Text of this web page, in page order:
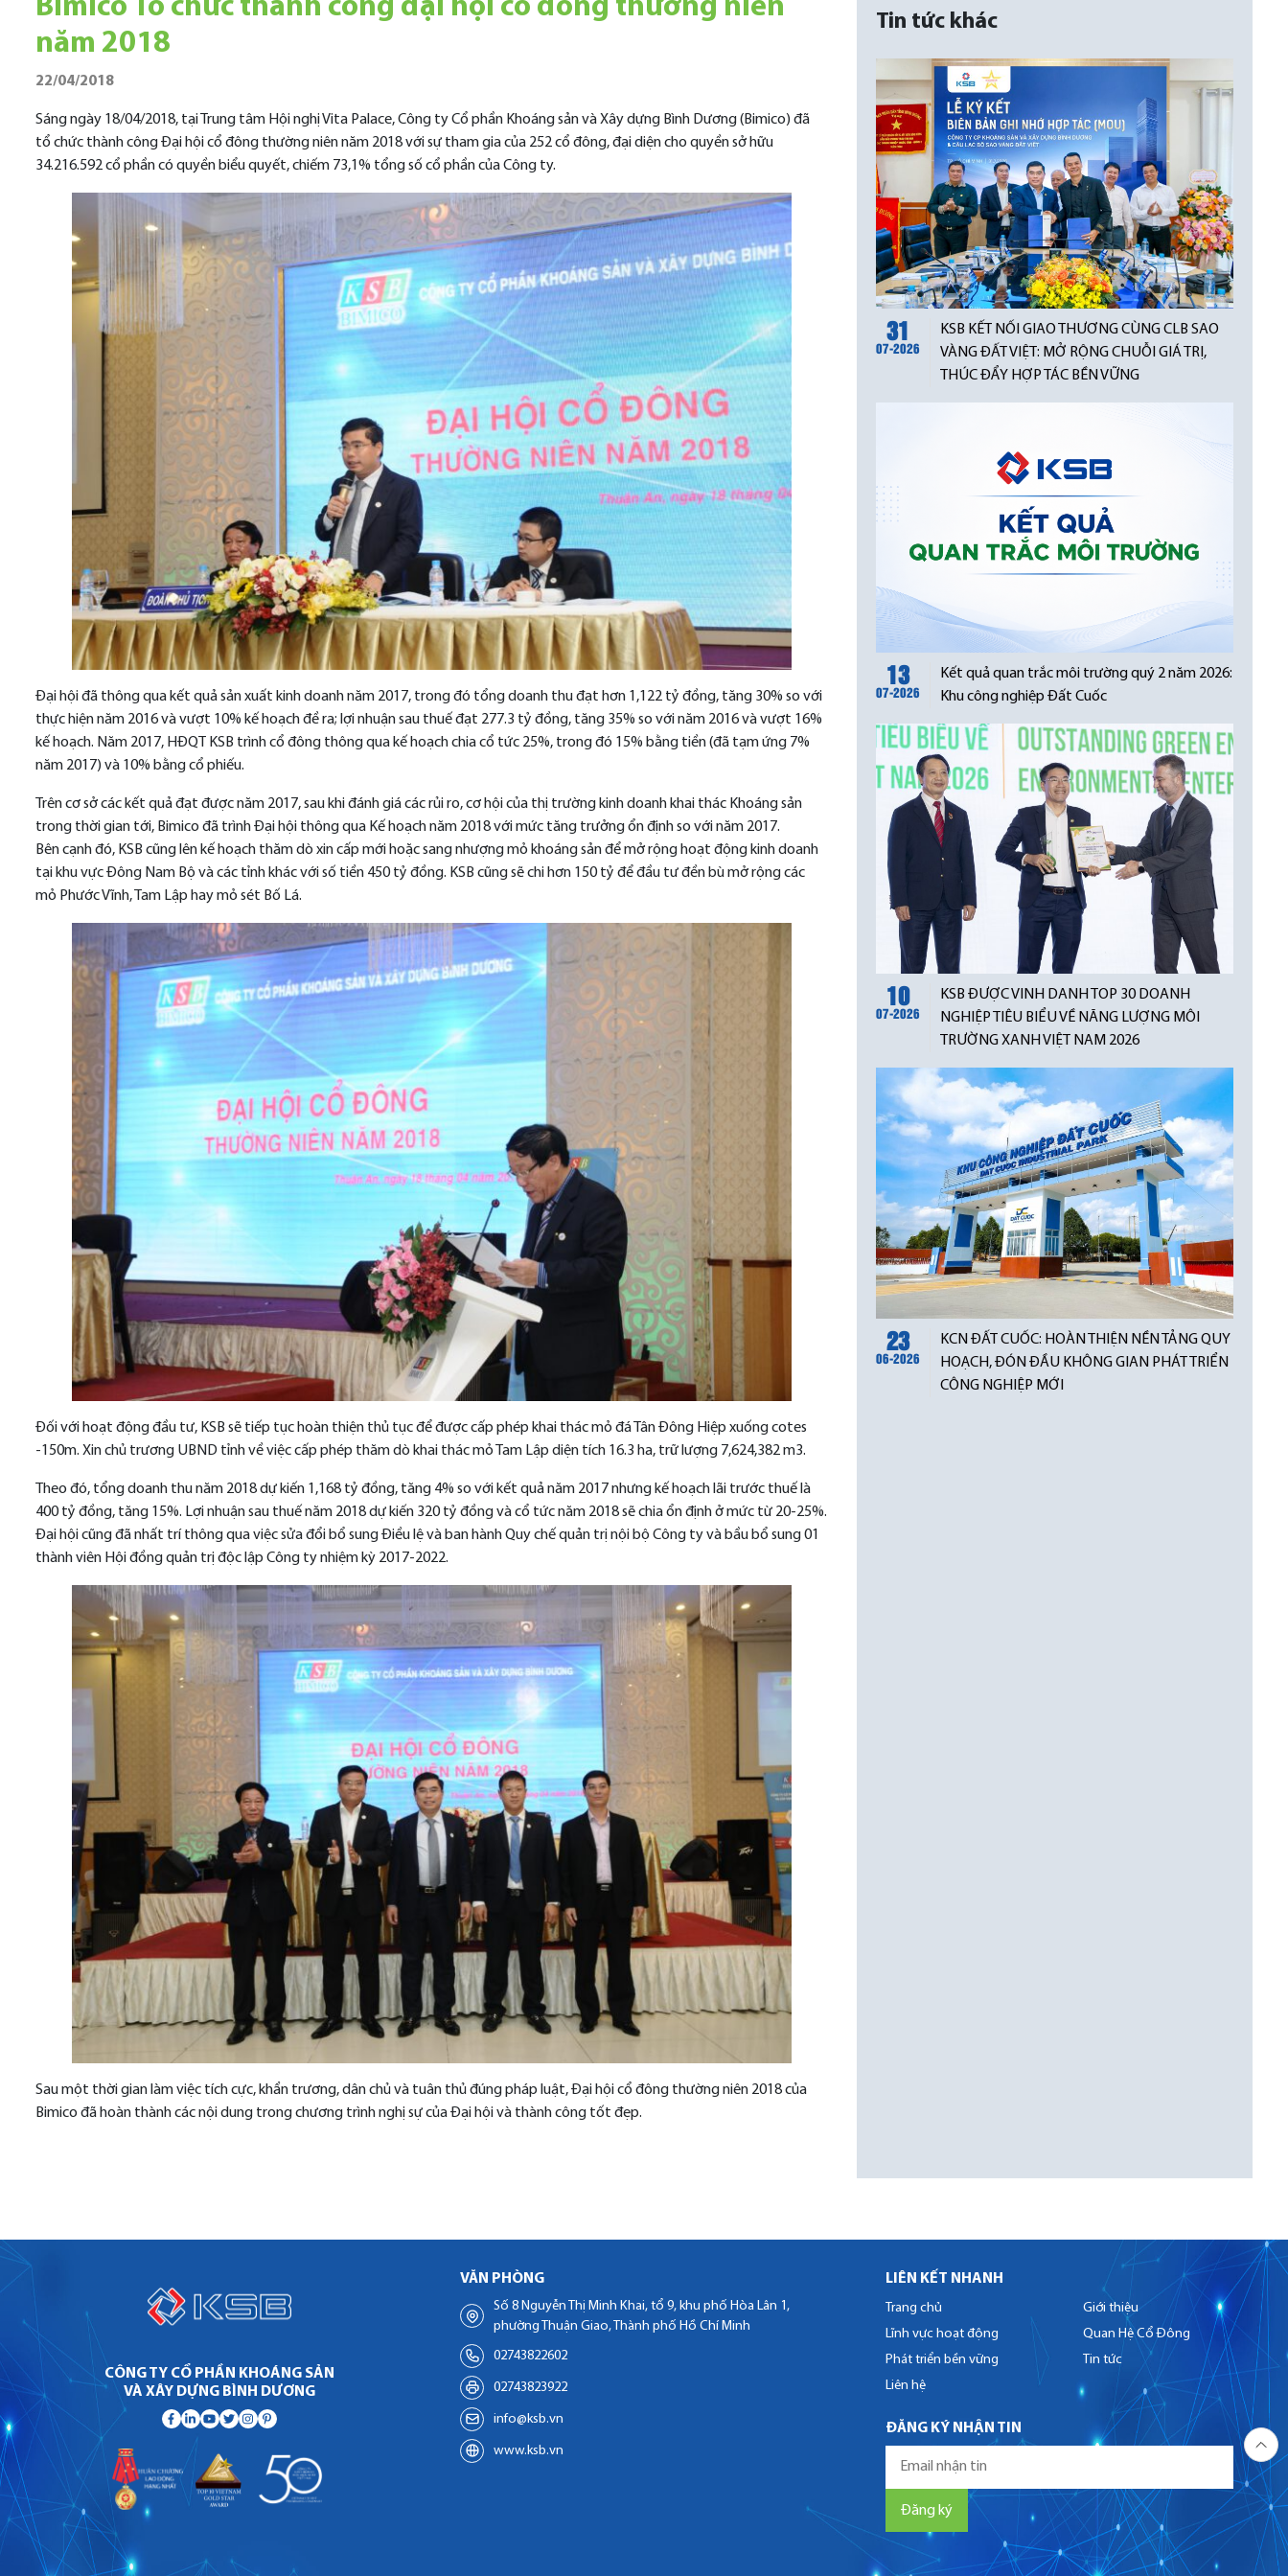
Bimico Tổ chức thành công đại hội cổ đông thường niên
năm 2018
22/04/2018
Sáng ngày 18/04/2018, tại Trung tâm Hội nghị Vita Palace, Công ty Cổ phần Khoáng sản và Xây dựng Bình Dương (Bimico) đã
tổ chức thành công Đại hội cổ đông thường niên năm 2018 với sự tham gia của 252 cổ đông, đại diện cho quyền sở hữu
34.216.592 cổ phần có quyền biểu quyết, chiếm 73,1% tổng số cổ phần của Công ty.
Đại hội đã thông qua kết quả sản xuất kinh doanh năm 2017, trong đó tổng doanh thu đạt hơn 1,122 tỷ đồng, tăng 30% so với
thực hiện năm 2016 và vượt 10% kế hoạch đề ra; lợi nhuận sau thuế đạt 277.3 tỷ đồng, tăng 35% so với năm 2016 và vượt 16%
kế hoạch. Năm 2017, HĐQT KSB trình cổ đông thông qua kế hoạch chia cổ tức 25%, trong đó 15% bằng tiền (đã tạm ứng 7%
năm 2017) và 10% bằng cổ phiếu.
Trên cơ sở các kết quả đạt được năm 2017, sau khi đánh giá các rủi ro, cơ hội của thị trường kinh doanh khai thác Khoáng sản
trong thời gian tới, Bimico đã trình Đại hội thông qua Kế hoạch năm 2018 với mức tăng trưởng ổn định so với năm 2017.
Bên cạnh đó, KSB cũng lên kế hoạch thăm dò xin cấp mới hoặc sang nhượng mỏ khoáng sản để mở rộng hoạt động kinh doanh
tại khu vực Đông Nam Bộ và các tỉnh khác với số tiền 450 tỷ đồng. KSB cũng sẽ chi hơn 150 tỷ để đầu tư đền bù mở rộng các
mỏ Phước Vĩnh, Tam Lập hay mỏ sét Bố Lá.
Đối với hoạt động đầu tư, KSB sẽ tiếp tục hoàn thiện thủ tục để được cấp phép khai thác mỏ đá Tân Đông Hiệp xuống cotes
-150m. Xin chủ trương UBND tỉnh về việc cấp phép thăm dò khai thác mỏ Tam Lập diện tích 16.3 ha, trữ lượng 7,624,382 m3.
Theo đó, tổng doanh thu năm 2018 dự kiến 1,168 tỷ đồng, tăng 4% so với kết quả năm 2017 nhưng kế hoạch lãi trước thuế là
400 tỷ đồng, tăng 15%. Lợi nhuận sau thuế năm 2018 dự kiến 320 tỷ đồng và cổ tức năm 2018 sẽ chia ổn định ở mức từ 20-25%.
Đại hội cũng đã nhất trí thông qua việc sửa đổi bổ sung Điều lệ và ban hành Quy chế quản trị nội bộ Công ty và bầu bổ sung 01
thành viên Hội đồng quản trị độc lập Công ty nhiệm kỳ 2017-2022.
Sau một thời gian làm việc tích cực, khẩn trương, dân chủ và tuân thủ đúng pháp luật, Đại hội cổ đông thường niên 2018 của
Bimico đã hoàn thành các nội dung trong chương trình nghị sự của Đại hội và thành công tốt đẹp.
Tin tức khác
31
07-2026
KSB KẾT NỐI GIAO THƯƠNG CÙNG CLB SAO
VÀNG ĐẤT VIỆT: MỞ RỘNG CHUỖI GIÁ TRỊ,
THÚC ĐẨY HỢP TÁC BỀN VỮNG
13
07-2026
Kết quả quan trắc môi trường quý 2 năm 2026:
Khu công nghiệp Đất Cuốc
10
07-2026
KSB ĐƯỢC VINH DANH TOP 30 DOANH
NGHIỆP TIÊU BIỂU VỀ NĂNG LƯỢNG MÔI
TRƯỜNG XANH VIỆT NAM 2026
23
06-2026
KCN ĐẤT CUỐC: HOÀN THIỆN NỀN TẢNG QUY
HOẠCH, ĐÓN ĐẦU KHÔNG GIAN PHÁT TRIỂN
CÔNG NGHIỆP MỚI
CÔNG TY CỔ PHẦN KHOÁNG SẢN
VÀ XÂY DỰNG BÌNH DƯƠNG
VĂN PHÒNG
Số 8 Nguyễn Thị Minh Khai, tổ 9, khu phố Hòa Lân 1,
phường Thuận Giao, Thành phố Hồ Chí Minh
02743822602
02743823922
info@ksb.vn
www.ksb.vn
LIÊN KẾT NHANH
Trang chủ
Giới thiệu
Lĩnh vực hoạt động
Quan Hệ Cổ Đông
Phát triển bền vững
Tin tức
Liên hệ
ĐĂNG KÝ NHẬN TIN